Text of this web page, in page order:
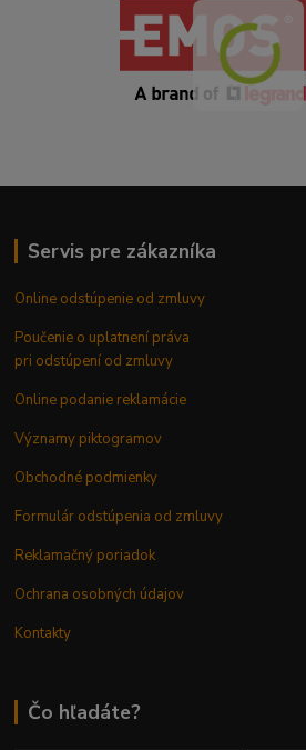
Servis pre zákazníka
Online odstúpenie od zmluvy
Poučenie o uplatnení práva
pri odstúpení od zmluvy
Online podanie reklamácie
Významy piktogramov
Obchodné podmienky
Formulár odstúpenia od zmluvy
Reklamačný poriadok
Ochrana osobných údajov
Kontakty
Čo hľadáte?